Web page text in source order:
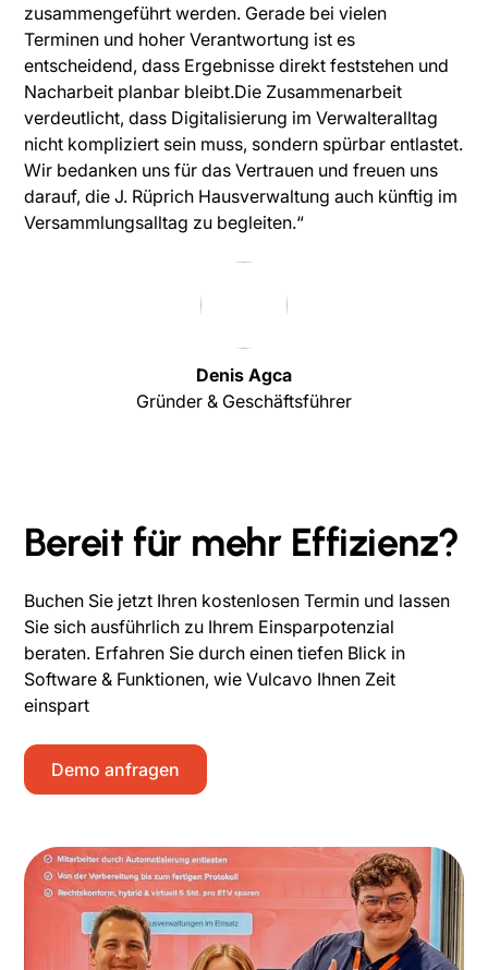
zusammengeführt werden. Gerade bei vielen
Terminen und hoher Verantwortung ist es
entscheidend, dass Ergebnisse direkt feststehen und
Nacharbeit planbar bleibt.Die Zusammenarbeit
verdeutlicht, dass Digitalisierung im Verwalteralltag
nicht kompliziert sein muss, sondern spürbar entlastet.
Wir bedanken uns für das Vertrauen und freuen uns
darauf, die J. Rüprich Hausverwaltung auch künftig im
Versammlungsalltag zu begleiten.“
Denis Agca
Gründer & Geschäftsführer
Bereit für mehr Effizienz?
Buchen Sie jetzt Ihren kostenlosen Termin und lassen
Sie sich ausführlich zu Ihrem Einsparpotenzial
beraten. Erfahren Sie durch einen tiefen Blick in
Software & Funktionen, wie Vulcavo Ihnen Zeit
einspart
Demo anfragen